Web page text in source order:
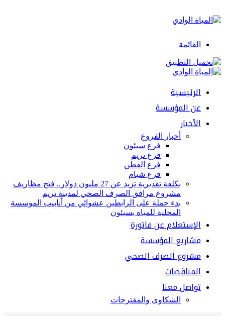
القائمة
الرئيسية
عن المؤسسة
الأخبار
أخبار الفروع
فرع سيئون
فرع تريم
فرع القطن
فرع شبام
بكلفة تقديرية تزيد عن 27 مليون دولار.. فتح مظاريف
مشروع مرافق الصرف الصحي لمدينة تريم
بدء حملة على الرابطين عشوائي من أنابيب الموسسة
المحلية للمياه بسيئون
الإستعلام عن فاتورة
مشاريع المؤسسة
مشروع الصرف الصحي
المناقصات
تواصل معنا
الشكاوى والمقترحات